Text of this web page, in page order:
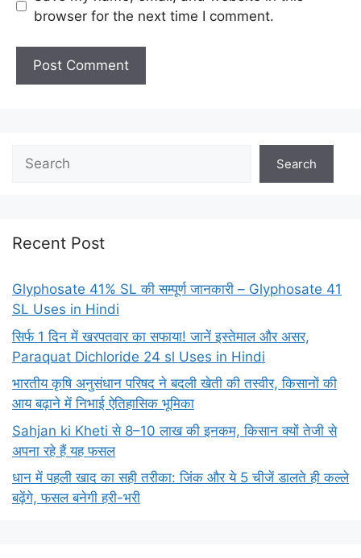
browser for the next time I comment.
Search
Recent Post
Glyphosate 41% SL की सम्पूर्ण जानकारी – Glyphosate 41
SL Uses in Hindi
सिर्फ 1 दिन में खरपतवार का सफाया! जानें इस्तेमाल और असर,
Paraquat Dichloride 24 sl Uses in Hindi
भारतीय कृषि अनुसंधान परिषद ने बदली खेती की तस्वीर, किसानों की
आय बढ़ाने में निभाई ऐतिहासिक भूमिका
Sahjan ki Kheti से 8–10 लाख की इनकम, किसान क्यों तेजी से
अपना रहे हैं यह फसल
धान में पहली खाद का सही तरीका: जिंक और ये 5 चीजें डालते ही कल्ले
बढ़ेंगे, फसल बनेगी हरी-भरी